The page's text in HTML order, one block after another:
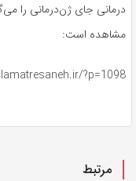
درمانی جای ژن‌درمانی را
مشاهده است:
?p=1098
مرتبط